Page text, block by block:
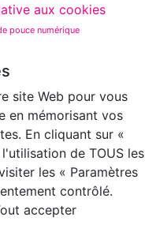
aux cookies
pouce numérique
site Web pour vous
en mémorisant vos
En cliquant sur «
de TOUS les
les « Paramètres
contrôlé.
accepter